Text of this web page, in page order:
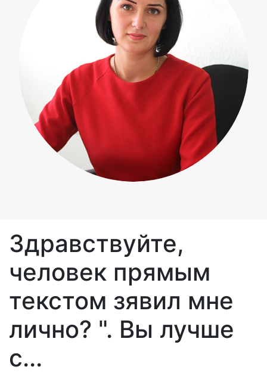
Здравствуйте,
человек прямым
текстом зявил мне
лично? ". Вы лучше
с...